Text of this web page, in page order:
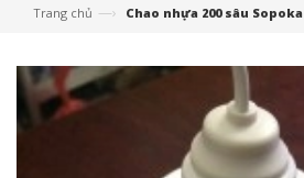
Trang chủ —› Chao nhựa 200 sâu Sopoka